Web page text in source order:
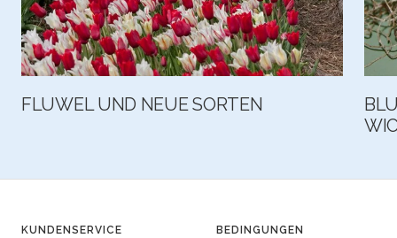
FLUWEL UND NEUE SORTEN
KUNDENSERVICE BEDINGUNGEN